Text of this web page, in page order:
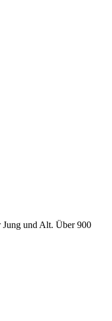
Jung und Alt. Über 900